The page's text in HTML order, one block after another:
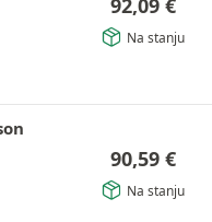
92,09 €
Na stanju
90,59 €
Na stanju